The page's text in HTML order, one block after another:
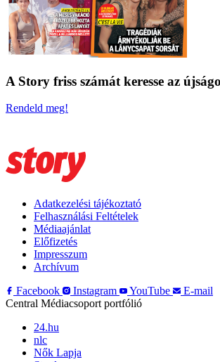
A Story friss számát keresse az
Rendeld meg!
Adatkezelési tájékoztató
Felhasználási Feltételek
Médiaajánlat
Előfizetés
Impresszum
Archívum
Facebook
Instagram YouTube
E-mail
Central Médiacsoport portfólió
24.hu
nlc
Nők Lapja